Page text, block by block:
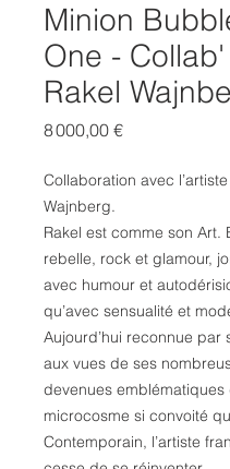
Minion
One - Collab'
Rakel
8 000,00 €Prix
Collaboration avec
Wajnberg.
Rakel est comme son Art.
rebelle, rock et glamour,
avec humour et
qu’avec sensualité et
Aujourd’hui reconnue par
aux vues de ses
devenues emblématiques
microcosme si convoité
Contemporain, l’artiste